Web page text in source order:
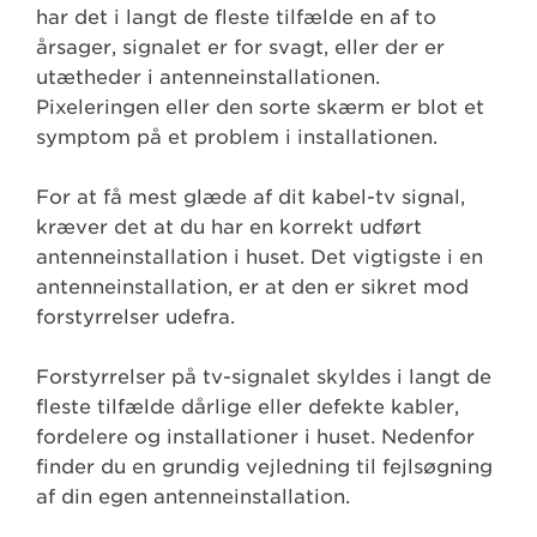
har det i langt de fleste tilfælde en af to
årsager, signalet er for svagt, eller der er
utætheder i antenneinstallationen.
Pixeleringen eller den sorte skærm er blot et
symptom på et problem i installationen.
For at få mest glæde af dit kabel-tv signal,
kræver det at du har en korrekt udført
antenneinstallation i huset. Det vigtigste i en
antenneinstallation, er at den er sikret mod
forstyrrelser udefra.
Forstyrrelser på tv-signalet skyldes i langt de
fleste tilfælde dårlige eller defekte kabler,
fordelere og installationer i huset. Nedenfor
finder du en grundig vejledning til fejlsøgning
af din egen antenneinstallation.